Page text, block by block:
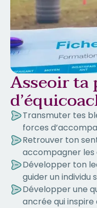
Asseoir ta
Transmuter tes
forces
Retrouver ton
accompagner les
Développer ton
guider un individu
Développer une
ancrée qui